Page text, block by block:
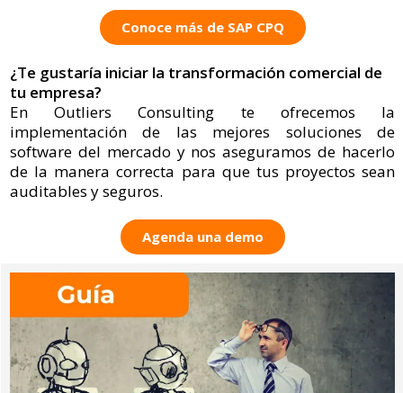
Conoce más de SAP CPQ
¿Te gustaría iniciar la transformación comercial de
tu empresa?
En Outliers Consulting te ofrecemos la
implementación de las mejores soluciones de
software del mercado y nos aseguramos de hacerlo
de la manera correcta para que tus proyectos sean
auditables y seguros.
Agenda una demo